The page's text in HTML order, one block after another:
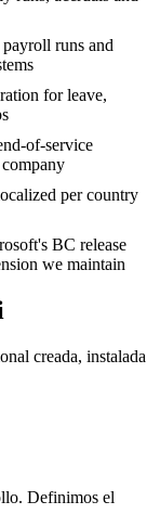
runs and
for leave,
of-service
per country
BC release
we maintain
creada, instalada
Definimos el